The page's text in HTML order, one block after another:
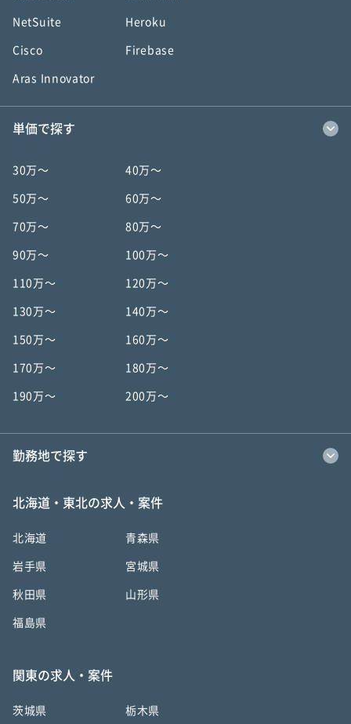
NetSuite Heroku
Cisco Firebase
Aras Innovator
単価で探す
30万〜 40万〜
50万〜 60万〜
70万〜 80万〜
90万〜 100万〜
110万〜 120万〜
130万〜 140万〜
150万〜 160万〜
170万〜 180万〜
190万〜 200万〜
勤務地で探す
北海道・東北の求人・案件
北海道 青森県
岩手県 宮城県
秋田県 山形県
福島県
関東の求人・案件
茨城県 栃木県